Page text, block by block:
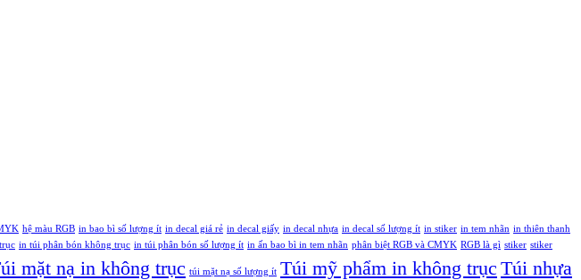
hệ màu RGB in bao bì số lượng ít in decal giá rẻ in decal giấy in decal nhựa in decal số lượng ít in stiker in tem nhãn in thiên thanh
in túi phân bón không trục in túi phân bón số lượng ít in ấn bao bì in tem nhãn phân biệt RGB và CMYK RGB là gì stiker stiker
mặt nạ in không trục túi mặt nạ số lượng ít Túi mỹ phẩm in không trục Túi nhựa